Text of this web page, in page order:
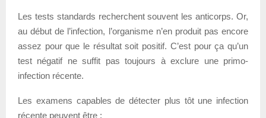
Les tests standards recherchent souvent les anticorps. Or,
au début de l’infection, l’organisme n’en produit pas encore
assez pour que le résultat soit positif. C’est pour ça qu’un
test négatif ne suffit pas toujours à exclure une primo-
infection récente.
Les examens capables de détecter plus tôt une infection
récente peuvent être :